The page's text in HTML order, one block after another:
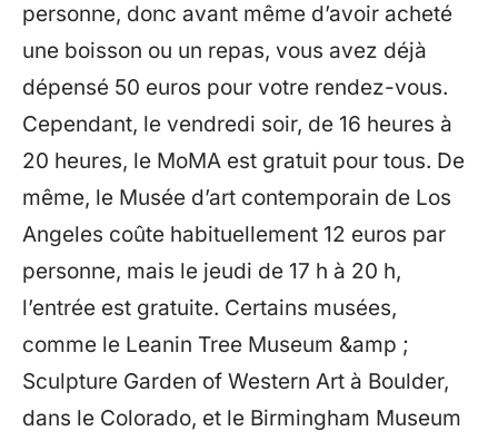
personne, donc avant même d’avoir acheté
une boisson ou un repas, vous avez déjà
dépensé 50 euros pour votre rendez-vous.
Cependant, le vendredi soir, de 16 heures à
20 heures, le MoMA est gratuit pour tous. De
même, le Musée d’art contemporain de Los
Angeles coûte habituellement 12 euros par
personne, mais le jeudi de 17 h à 20 h,
l’entrée est gratuite. Certains musées,
comme le Leanin Tree Museum &amp ;
Sculpture Garden of Western Art à Boulder,
dans le Colorado, et le Birmingham Museum